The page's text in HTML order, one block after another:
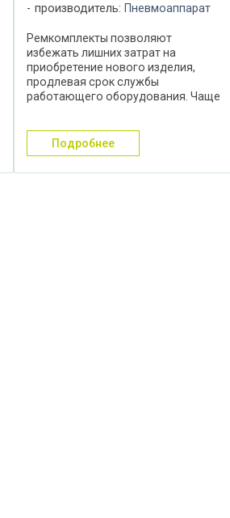
производитель: Пневмоаппарат
Ремкомплекты позволяют
избежать лишних затрат на
приобретение нового изделия,
продлевая срок службы
работающего оборудования. Чаще
элементы, такие как, например:
резиновые уплотнения, кольца, ...
подробнее